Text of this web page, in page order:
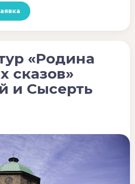
«Родина
сказов»
и Сысерть